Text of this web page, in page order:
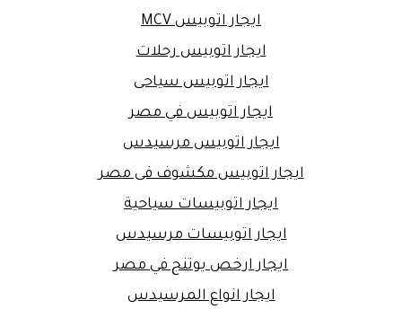
ايجار اتوبيس MCV
ايجار اتوبيس رحلات
ايجار اتوبيس سياحى
ايجار اتوبيس في مصر
ايجار اتوبيس مرسيدس
ايجار اتوبيس مكشوف فى مصر
ايجار اتوبيسات سياحية
ايجار اتوبيسات مرسيدس
ايجار ارخص يوتنج في مصر
ايجار انواع المرسيدس